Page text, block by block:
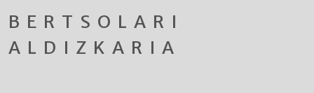
BERTSOLARI
ALDIZKARIA